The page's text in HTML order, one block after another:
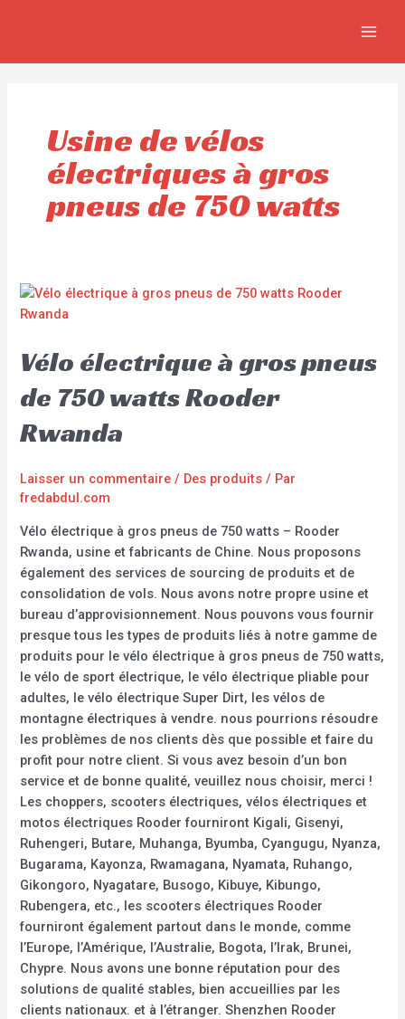
Usine de vélos
électriques à gros
pneus de 750 watts
Vélo électrique à gros pneus
de 750 watts Rooder
Rwanda
Laisser un commentaire / Des produits / Par
fredabdul.com
Vélo électrique à gros pneus de 750 watts – Rooder
Rwanda, usine et fabricants de Chine. Nous proposons
également des services de sourcing de produits et de
consolidation de vols. Nous avons notre propre usine et
bureau d’approvisionnement. Nous pouvons vous fournir
presque tous les types de produits liés à notre gamme de
produits pour le vélo électrique à gros pneus de 750 watts,
le vélo de sport électrique, le vélo électrique pliable pour
adultes, le vélo électrique Super Dirt, les vélos de
montagne électriques à vendre. nous pourrions résoudre
les problèmes de nos clients dès que possible et faire du
profit pour notre client. Si vous avez besoin d’un bon
service et de bonne qualité, veuillez nous choisir, merci !
Les choppers, scooters électriques, vélos électriques et
motos électriques Rooder fourniront Kigali, Gisenyi,
Ruhengeri, Butare, Muhanga, Byumba, Cyangugu, Nyanza,
Bugarama, Kayonza, Rwamagana, Nyamata, Ruhango,
Gikongoro, Nyagatare, Busogo, Kibuye, Kibungo,
Rubengera, etc., les scooters électriques Rooder
fourniront également partout dans le monde, comme
l’Europe, l’Amérique, l’Australie, Bogota, l’Irak, Brunei,
Chypre. Nous avons une bonne réputation pour des
solutions de qualité stables, bien accueillies par les
clients nationaux. et à l’étranger. Shenzhen Rooder